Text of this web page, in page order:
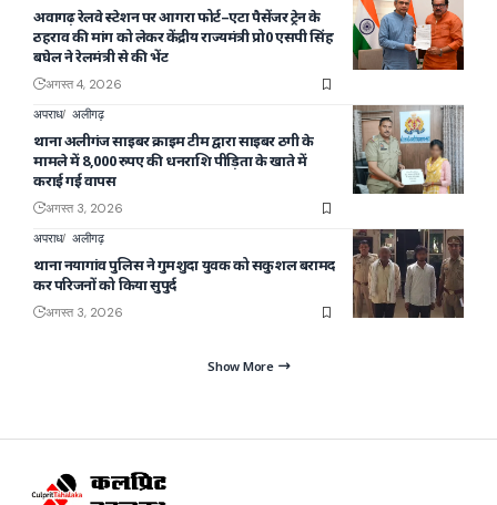
अवागढ़ रेलवे स्टेशन पर आगरा फोर्ट–एटा पैसेंजर ट्रेन के
ठहराव की मांग को लेकर केंद्रीय राज्यमंत्री प्रो0 एसपी सिंह
बघेल ने रेलमंत्री से की भेंट
अगस्त 4, 2026
अपराध अलीगढ़
थाना अलीगंज साइबर क्राइम टीम द्वारा साइबर ठगी के
मामले में 8,000 रुपए की धनराशि पीड़िता के खाते में
कराई गई वापस
अगस्त 3, 2026
अपराध अलीगढ़
थाना नयागांव पुलिस ने गुमशुदा युवक को सकुशल बरामद
कर परिजनों को किया सुपुर्द
अगस्त 3, 2026
Show More